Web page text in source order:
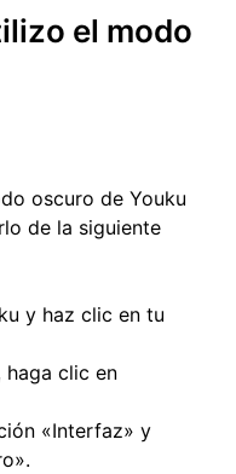
el modo
oscuro de Youku
de la siguiente
y haz clic en tu
haga clic en
«Interfaz» y